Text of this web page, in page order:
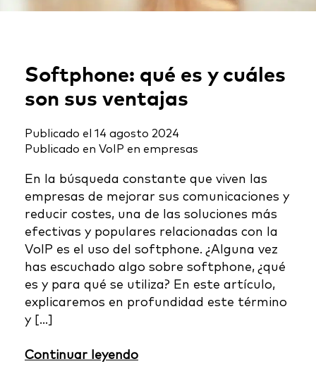
Softphone: qué es y cuáles
son sus ventajas
Publicado el 14 agosto 2024
Publicado en VoIP en empresas
En la búsqueda constante que viven las
empresas de mejorar sus comunicaciones y
reducir costes, una de las soluciones más
efectivas y populares relacionadas con la
VoIP es el uso del softphone. ¿Alguna vez
has escuchado algo sobre softphone, ¿qué
es y para qué se utiliza? En este artículo,
explicaremos en profundidad este término
y […]
Continuar leyendo